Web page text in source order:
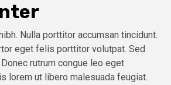
Nulla porttitor accumsan tincidunt.
eget felis porttitor volutpat. Sed
rutrum congue leo eget
lorem ut libero malesuada feugiat.